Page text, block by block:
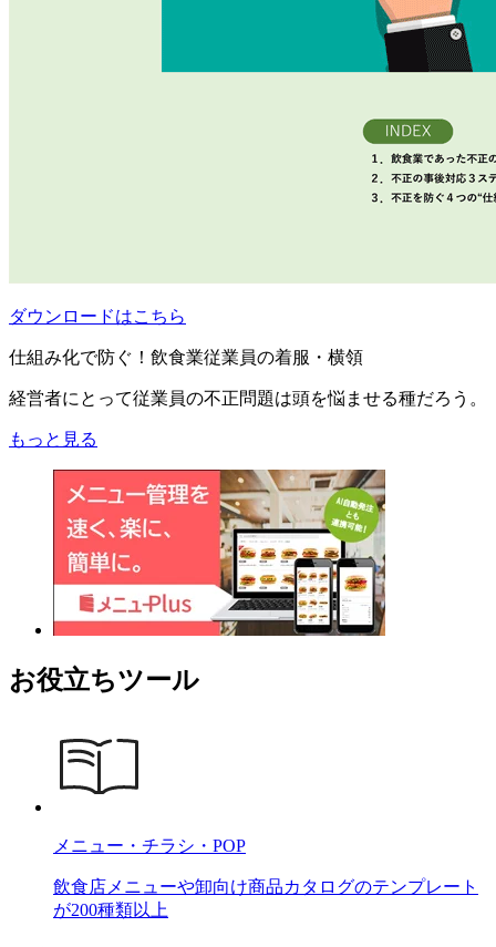
ダウンロードはこちら
仕組み化で防ぐ！飲食業従業員の着服・横領
経営者にとって従業員の不正問題は頭を悩ませる種だろう。
もっと見る
お役立ちツール
メニュー・チラシ・POP
飲食店メニューや卸向け商品カタログのテンプレート
が200種類以上